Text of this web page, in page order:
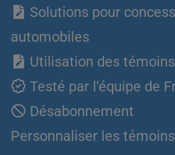
Solutions pour
automobiles
Utilisation des témoins
Testé par l'équipe de
Désabonnement
Personnaliser les témoins